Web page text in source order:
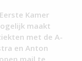
Kamer
maakt
met de A-
en Anton
mail te